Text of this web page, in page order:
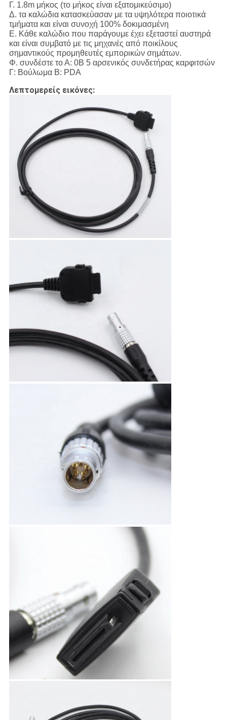
Γ. 1.8m μήκος (το μήκος είναι εξατομικεύσιμο)
Δ. τα καλώδια κατασκεύασαν με τα υψηλότερα ποιοτικά
τμήματα και είναι συνοχή 100% δοκιμασμένη
Ε. Κάθε καλώδιο που παράγουμε έχει εξεταστεί αυστηρά
και είναι συμβατό με τις μηχανές από ποικίλους
σημαντικούς προμηθευτές εμπορικών σημάτων.
Φ. συνδέστε το Α: 0B 5 αρσενικός συνδετήρας καρφιτσών
Γ: Βούλωμα Β: PDA
Λεπτομερείς εικόνες: